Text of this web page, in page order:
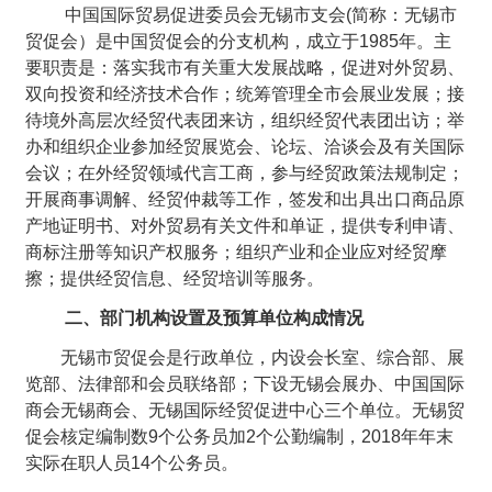
中国国际贸易促进委员会无锡市支会(简称：无锡市
贸促会）是中国贸促会的分支机构，成立于1985年。主
要职责是：落实我市有关重大发展战略，促进对外贸易、
双向投资和经济技术合作；统筹管理全市会展业发展；接
待境外高层次经贸代表团来访，组织经贸代表团出访；举
办和组织企业参加经贸展览会、论坛、洽谈会及有关国际
会议；在外经贸领域代言工商，参与经贸政策法规制定；
开展商事调解、经贸仲裁等工作，签发和出具出口商品原
产地证明书、对外贸易有关文件和单证，提供专利申请、
商标注册等知识产权服务；组织产业和企业应对经贸摩
擦；提供经贸信息、经贸培训等服务。
二、部门机构设置及预算单位构成情况
无锡市贸促会是行政单位，内设会长室、综合部、展
览部、法律部和会员联络部；下设无锡会展办、中国国际
商会无锡商会、无锡国际经贸促进中心三个单位。无锡贸
促会核定编制数9个公务员加2个公勤编制，2018年年末
实际在职人员14个公务员。